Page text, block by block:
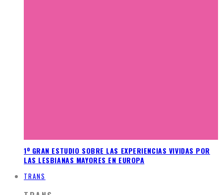
1º GRAN ESTUDIO SOBRE LAS EXPERIENCIAS VIVIDAS POR
LAS LESBIANAS MAYORES EN EUROPA
TRANS